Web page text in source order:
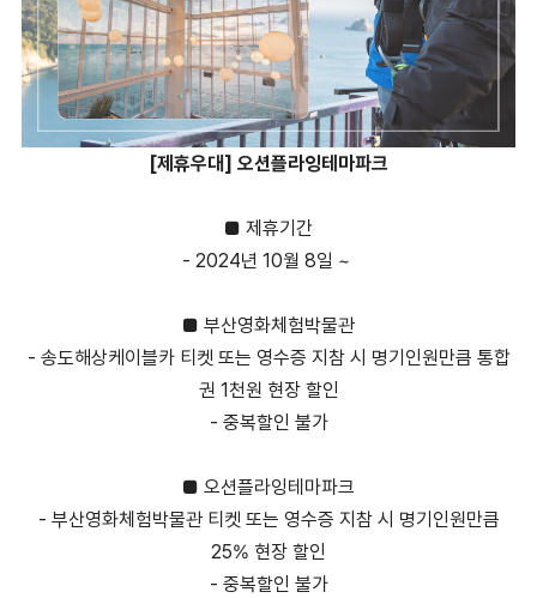
[제휴우대] 오션플라잉테마파크
■ 제휴기간
- 2024년 10월 8일 ~
■ 부산영화체험박물관
- 송도해상케이블카 티켓 또는 영수증 지참 시 명기인원만큼 통합
권 1천원 현장 할인
- 중복할인 불가
■ 오션플라잉테마파크
- 부산영화체험박물관 티켓 또는 영수증 지참 시 명기인원만큼
25% 현장 할인
- 중복할인 불가